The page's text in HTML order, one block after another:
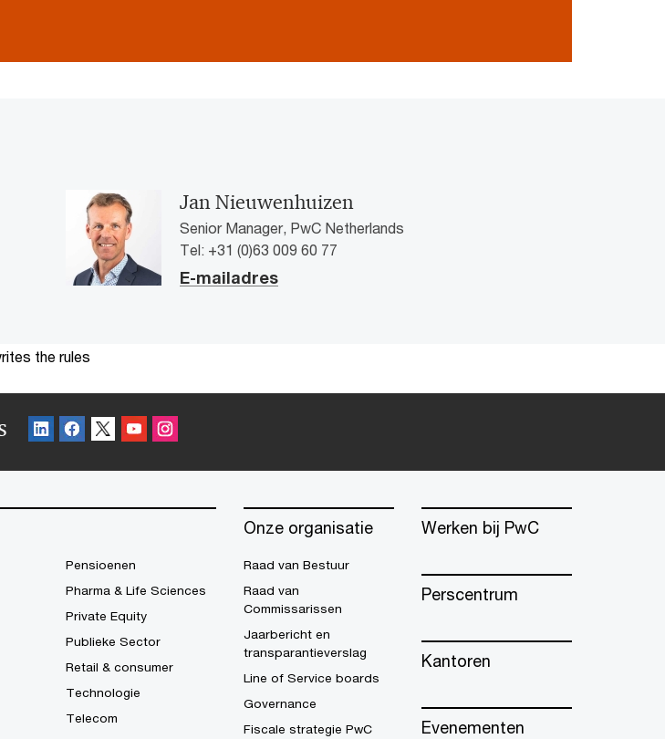
Jan Nieuwenhuizen
Senior Manager, PwC Netherlands
Tel: +31 (0)63 009 60 77
E-mailadres
the rules
Pensioenen
Pharma & Life Sciences
Private Equity
Publieke Sector
Retail & consumer
Technologie
Telecom
Onze organisatie
Raad van Bestuur
Raad van
Commissarissen
Jaarbericht en
transparantieverslag
Line of Service boards
Governance
Fiscale strategie PwC
Werken bij PwC
Perscentrum
Kantoren
Evenementen